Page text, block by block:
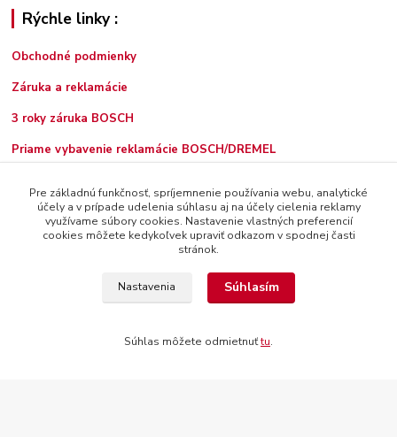
Rýchle linky :
Obchodné podmienky
Záruka a reklamácie
3 roky záruka BOSCH
Priame vybavenie reklamácie BOSCH/DREMEL
Kontakty
+421 917 828 883
Pre základnú funkčnosť, spríjemnenie používania webu, analytické
účely a v prípade udelenia súhlasu aj na účely cielenia reklamy
využívame súbory cookies. Nastavenie vlastných preferencií
cookies môžete kedykoľvek upraviť odkazom v spodnej časti
stránok.
Nastavenia Súhlasím
Súhlas môžete odmietnuťtu.